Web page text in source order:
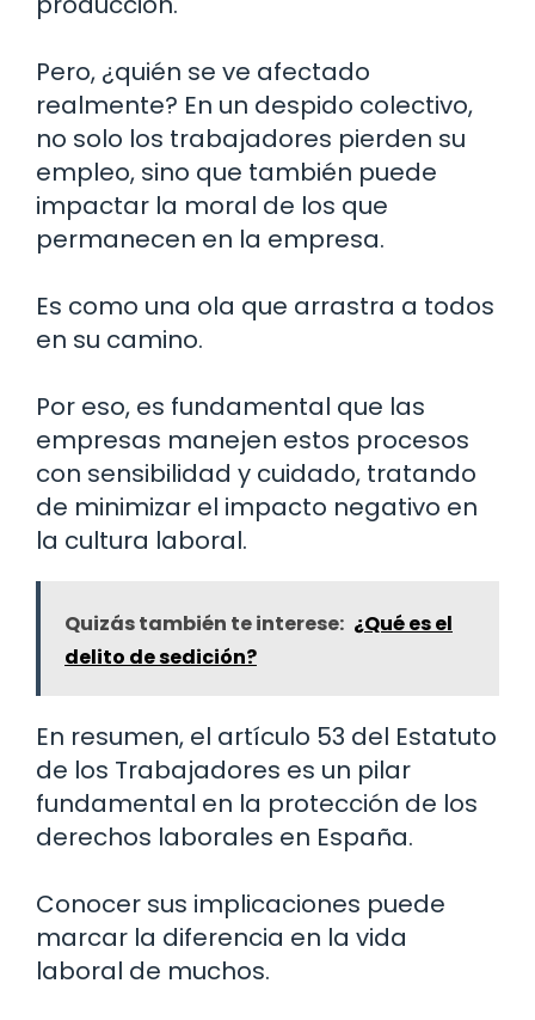
Pero, ¿quién se ve afectado
realmente? En un despido colectivo,
no solo los trabajadores pierden su
empleo, sino que también puede
impactar la moral de los que
permanecen en la empresa.
Es como una ola que arrastra a todos
en su camino.
Por eso, es fundamental que las
empresas manejen estos procesos
con sensibilidad y cuidado, tratando
de minimizar el impacto negativo en
la cultura laboral.
Quizás también te interese: ¿Qué es el
delito de sedición?
En resumen, el artículo 53 del Estatuto
de los Trabajadores es un pilar
fundamental en la protección de los
derechos laborales en España.
Conocer sus implicaciones puede
marcar la diferencia en la vida
laboral de muchos.